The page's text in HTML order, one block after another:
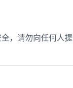
，请勿向任何人提